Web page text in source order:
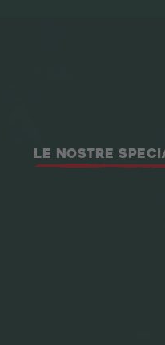
LE NOSTRE